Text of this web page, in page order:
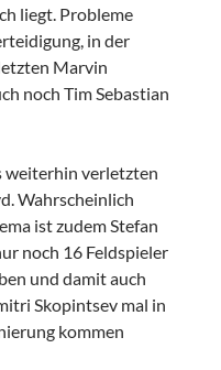
liegt. Probleme
in der
Marvin
noch Tim Sebastian
weiterhin verletzten
Wahrscheinlich
ist zudem Stefan
noch 16 Feldspieler
und damit auch
Skopintsev mal in
kommen